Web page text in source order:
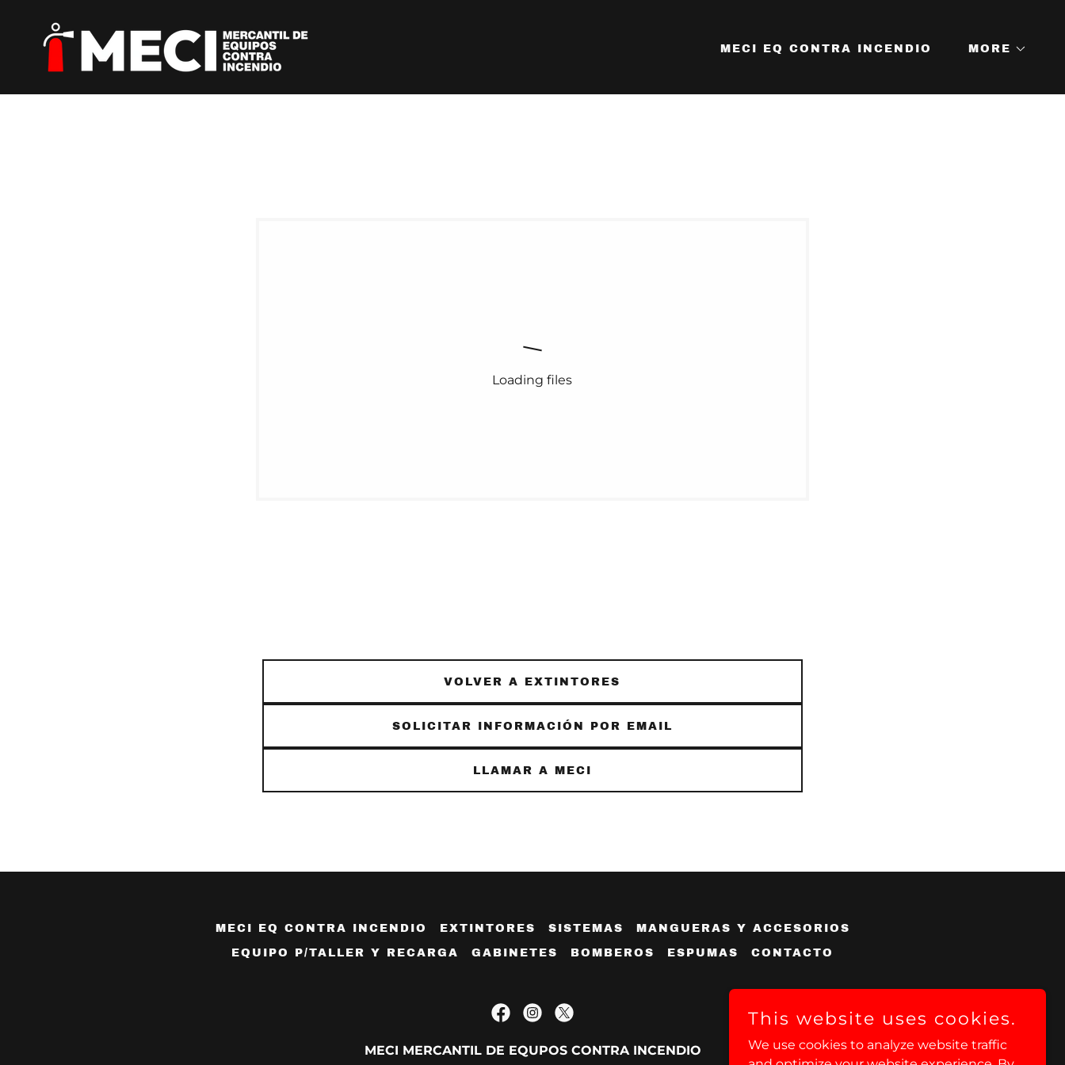
MECI EQ CONTRA INCENDIO MORE
Loading files
VOLVER A EXTINTORES
SOLICITAR INFORMACIÓN POR EMAIL
LLAMAR A MECI
MECI EQ CONTRA INCENDIO EXTINTORES SISTEMAS MANGUERAS Y ACCESORIOS
EQUIPO P/TALLER Y RECARGA GABINETES BOMBEROS ESPUMAS CONTACTO
MECI MERCANTIL DE EQUPOS CONTRA INCENDIO
This website uses cookies.
We use cookies to analyze website traffic